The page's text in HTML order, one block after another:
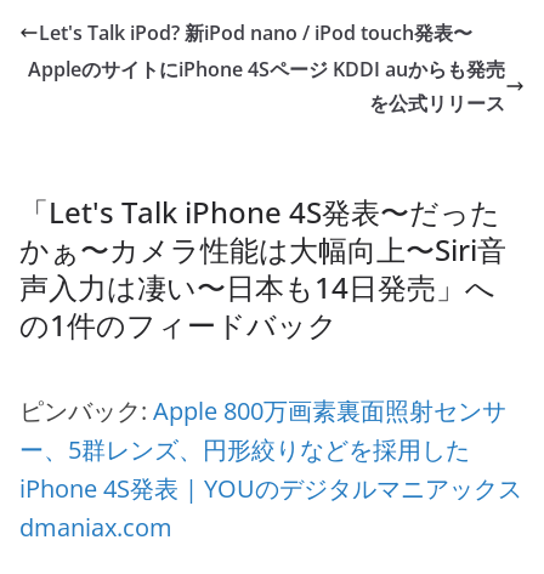
e
b
er et
Let's Talk iPod? 新iPod nano / iPod touch発表〜
AppleのサイトにiPhone 4Sページ KDDI auからも発売
を公式リリース
「Let's Talk iPhone 4S発表〜だった
かぁ〜カメラ性能は大幅向上〜Siri音
声入力は凄い〜日本も14日発売 」へ
の1件のフィードバック
ピンバック: Apple 800万画素裏面照射センサ
ー、5群レンズ、円形絞りなどを採用した
iPhone 4S発表 | YOUのデジタルマニアックス
dmaniax.com